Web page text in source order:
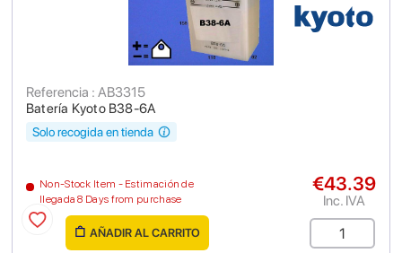
Batería Kyoto B38-6A
Referencia : AB3315
Non-Stock Item - Estimación de
llegada 8 Days from purchase
Solo recogida en tienda
€43.39
Inc. IVA
AÑADIR AL CARRITO